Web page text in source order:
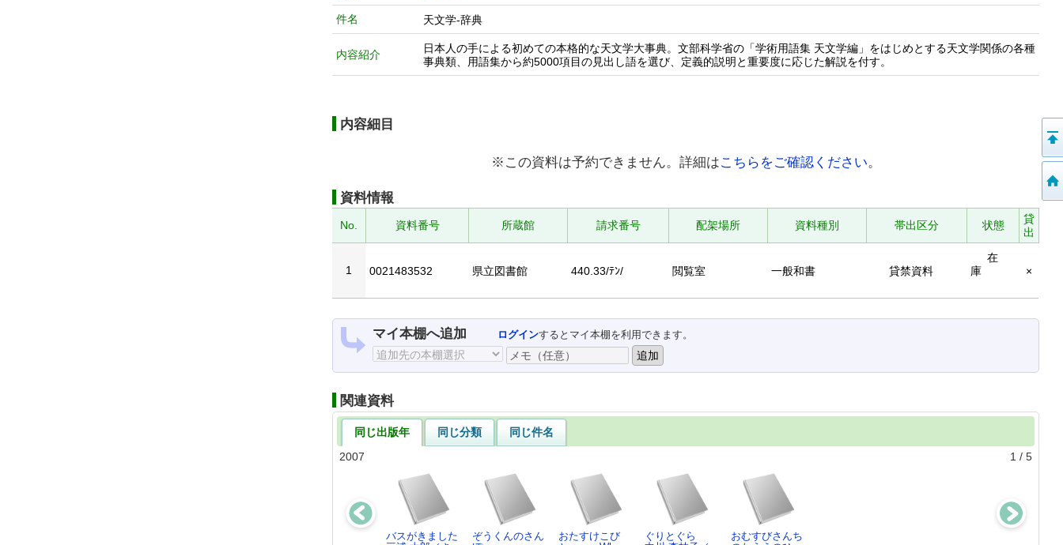
件名 天文学-辞典
内容紹介
日本人の手による初めての本格的な天文学大事典。文部科学省の「学術用語集 天文学編」をはじめとする天文学関係の各種
事典類、用語集から約5000項目の見出し語を選び、定義的説明と重要度に応じた解説を付す。
内容細目
※この資料は予約できません。詳細はこちらをご確認ください。
資料情報
No. 資料番号 所蔵館 請求番号 配架場所 資料種別 帯出区分 状態
貸
出
1 0021483532 県立図書館 440.33/ﾃﾝ/ 閲覧室 一般和書 貸禁資料
在
庫
×
マイ本棚へ追加 ログインするとマイ本棚を利用できます。
関連資料
同じ出版年 同じ分類
同じ件名
2007
1 / 5
バスがきました
ぞうくんのさん
おたすけこび
ぐりとぐら
おむすびさんち